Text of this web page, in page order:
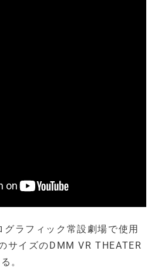
ラフィック常設劇場で使用
サイズのDMM VR THEATER
。